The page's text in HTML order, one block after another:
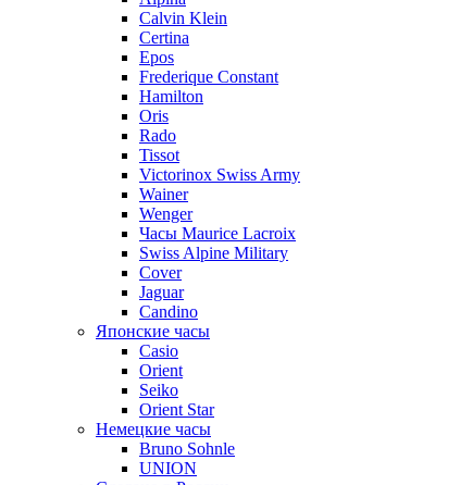
Calvin Klein
Certina
Epos
Frederique Constant
Hamilton
Oris
Rado
Tissot
Victorinox Swiss Army
Wainer
Wenger
Часы Maurice Lacroix
Swiss Alpine Military
Cover
Jaguar
Candino
Японские часы
Casio
Orient
Seiko
Orient Star
Немецкие часы
Bruno Sohnle
UNION